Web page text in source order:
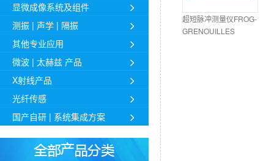
显微成像系统及组件
测振 | 声学 | 隔振
其他专业应用
微波 | 太赫兹 产品
X射线产品
光纤传感
国产自研 | 系统集成方案
超短脉冲测量仪FROG-
GRENOUILLES